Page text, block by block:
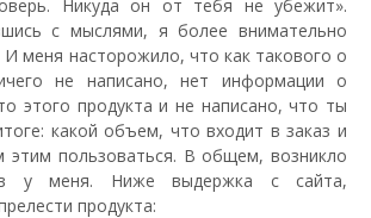
Никуда он от тебя не убежит».
с мыслями, я более внимательно
И меня насторожило, что как такового о
не написано, нет информации о
этого продукта и не написано, что ты
какой объем, что входит в заказ и
этим пользоваться. В общем, возникло
у меня. Ниже выдержка с сайта,
продукта: